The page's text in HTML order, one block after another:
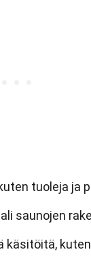
tuoleja ja
saunojen